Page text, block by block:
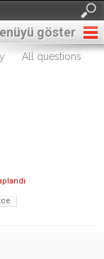
göster
All questions